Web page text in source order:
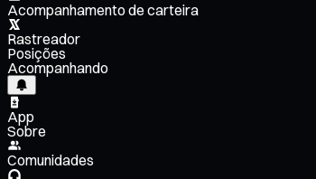
Acompanhamento de carteira
Rastreador
Posições
Acompanhando
App
Sobre
Comunidades